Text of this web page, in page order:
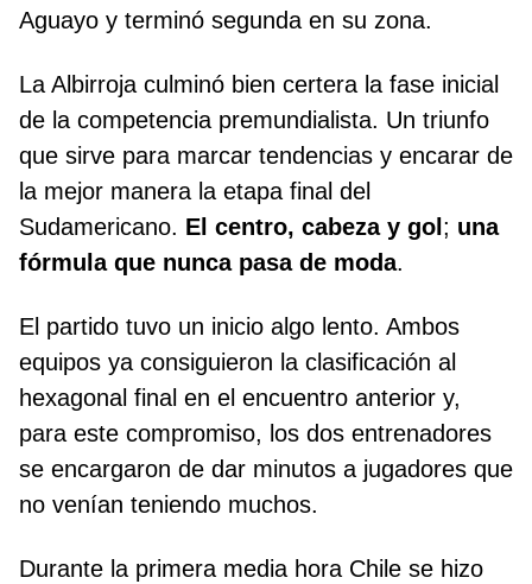
Aguayo y terminó segunda en su zona.
La Albirroja culminó bien certera la fase inicial
de la competencia premundialista. Un triunfo
que sirve para marcar tendencias y encarar de
la mejor manera la etapa final del
Sudamericano. El centro, cabeza y gol ; una
fórmula que nunca pasa de moda.
El partido tuvo un inicio algo lento. Ambos
equipos ya consiguieron la clasificación al
hexagonal final en el encuentro anterior y,
para este compromiso, los dos entrenadores
se encargaron de dar minutos a jugadores que
no venían teniendo muchos.
Durante la primera media hora Chile se hizo